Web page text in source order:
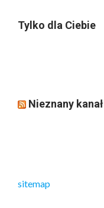
Tylko dla Ciebie
Nieznany kanał
sitemap